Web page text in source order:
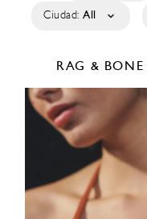
Ciudad: All
RAG & BONE